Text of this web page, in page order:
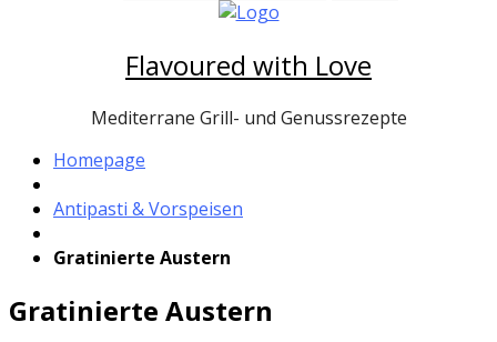
Flavoured with Love
Mediterrane Grill- und Genussrezepte
Homepage
Antipasti & Vorspeisen
Gratinierte Austern
Gratinierte Austern